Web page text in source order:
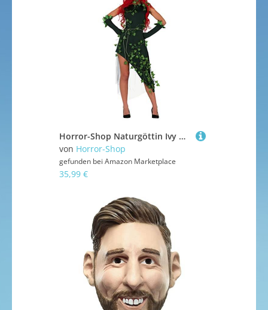
Horror-Shop Naturgöttin Ivy Damen Kostüm mit Maske als Verkleidung für Karneval und Mottoparties L
von Horror-Shop
gefunden bei Amazon Marketplace
35,99 €